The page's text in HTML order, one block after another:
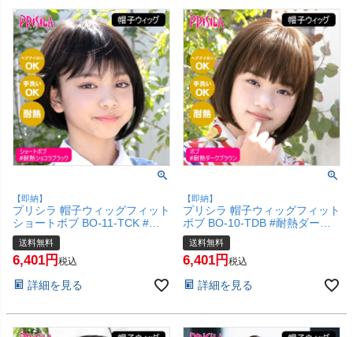
【即納】
プリシラ 帽子ウィッグフィット
ショートボブ BO-11-TCK #耐
熱ショコラブラック Sサイズ(約
52～56ccm)【医療用 フルウィ
ッグ かつら 和装 コスプレ 自然
簡単 お手軽 初心者向け ボブ 金
便送料無料】(6057724)
送料無料
6,401 税込
詳細を見る
【即納】
プリシラ 帽子ウィッグフィット
ボブ BO-10-TDB #耐熱ダーク
ブラウン Sサイズ(約52～
56ccm)【医療用 フルウィッグ
かつら 和装 コスプレ 自然 おし
お手軽 初心者向け ボブ 金属不
料無料】(6057723)
送料無料
6,401 税込
詳細を見る